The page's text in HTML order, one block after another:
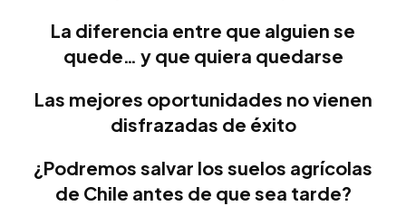
La diferencia entre que alguien se
quede… y que quiera quedarse
Las mejores oportunidades no vienen
disfrazadas de éxito
¿Podremos salvar los suelos agrícolas
de Chile antes de que sea tarde?